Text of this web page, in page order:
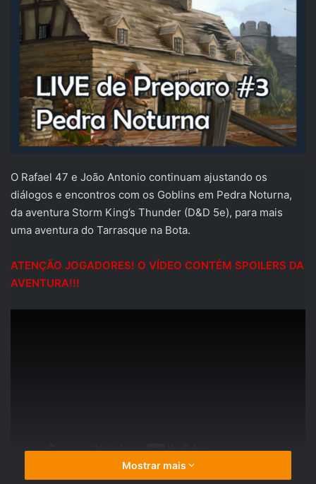
O Rafael 47 e João Antonio continuam ajustando os
diálogos e encontros com os Goblins em Pedra Noturna,
da aventura Storm King’s Thunder (D&D 5e), para mais
uma aventura do Tarrasque na Bota.
ATENÇÃO JOGADORES! O VÍDEO CONTÉM SPOILERS DA
AVENTURA!!!
Mostrar mais